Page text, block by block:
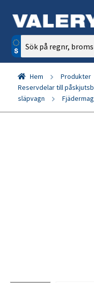
Sök
efter:
Hem Produkter
Reservdelar till
släpvagn